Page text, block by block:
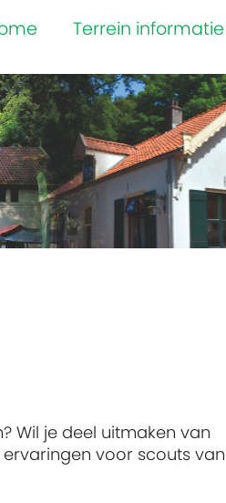
Terrein informatie
Wil je deel uitmaken van
voor scouts van